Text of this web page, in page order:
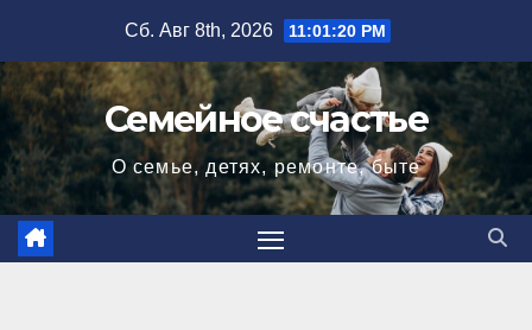
содержимому
Сб. Авг 8th, 2026 11:01:21 PM
Семейное счастье
О семье, детях, ремонте, быте